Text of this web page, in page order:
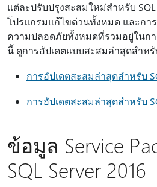
แต่ละปรับปรุงสะสมใหม่สําหรับ
โปรแกรมแก้ไขด่วนทั้งหมด และกา
ความปลอดภัยทั้งหมดที่รวมอยู่ในก
นี้ ดูการอัปเดตแบบสะสมล่าสุดสําหรั
การอัปเดตสะสมล่าสุดสําหรับ
การอัปเดตสะสมล่าสุดสําหรับ
ข้อมูล Service
SQL Server 2016